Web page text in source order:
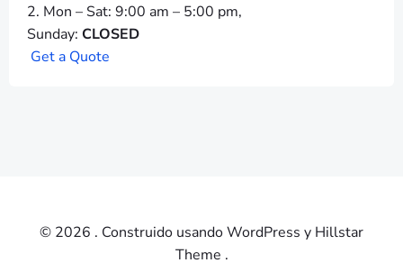
Mon – Sat: 9:00 am – 5:00 pm,
Sunday: CLOSED
Geta Quote
© 2026 . Construido usando WordPress y Hillstar
Theme .